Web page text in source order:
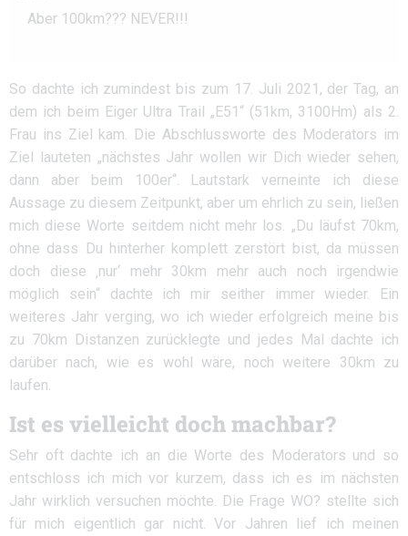
Aber 100km??? NEVER!!!
So dachte ich zumindest bis zum 17. Juli 2021, der Tag, an
dem ich beim Eiger Ultra Trail „E51“ (51km, 3100Hm) als 2.
Frau ins Ziel kam. Die Abschlussworte des Moderators im
Ziel lauteten „nächstes Jahr wollen wir Dich wieder sehen,
dann aber beim 100er“. Lautstark verneinte ich diese
Aussage zu diesem Zeitpunkt, aber um ehrlich zu sein, ließen
mich diese Worte seitdem nicht mehr los. „Du läufst 70km,
ohne dass Du hinterher komplett zerstört bist, da müssen
doch diese ‚nur‘ mehr 30km mehr auch noch irgendwie
möglich sein“ dachte ich mir seither immer wieder. Ein
weiteres Jahr verging, wo ich wieder erfolgreich meine bis
zu 70km Distanzen zurücklegte und jedes Mal dachte ich
darüber nach, wie es wohl wäre, noch weitere 30km zu
laufen.
Ist es vielleicht doch machbar?
Sehr oft dachte ich an die Worte des Moderators und so
entschloss ich mich vor kurzem, dass ich es im nächsten
Jahr wirklich versuchen möchte. Die Frage WO? stellte sich
für mich eigentlich gar nicht. Vor Jahren lief ich meinen